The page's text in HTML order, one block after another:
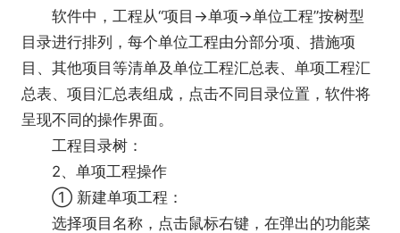
软件中，工程从“项目→单项→单位工程”按树型
目录进行排列，每个单位工程由分部分项、措施项
目、其他项目等清单及单位工程汇总表、单项工程汇
总表、项目汇总表组成，点击不同目录位置，软件将
呈现不同的操作界面。
工程目录树：
2、单项工程操作
① 新建单项工程：
选择项目名称，点击鼠标右键，在弹出的功能菜